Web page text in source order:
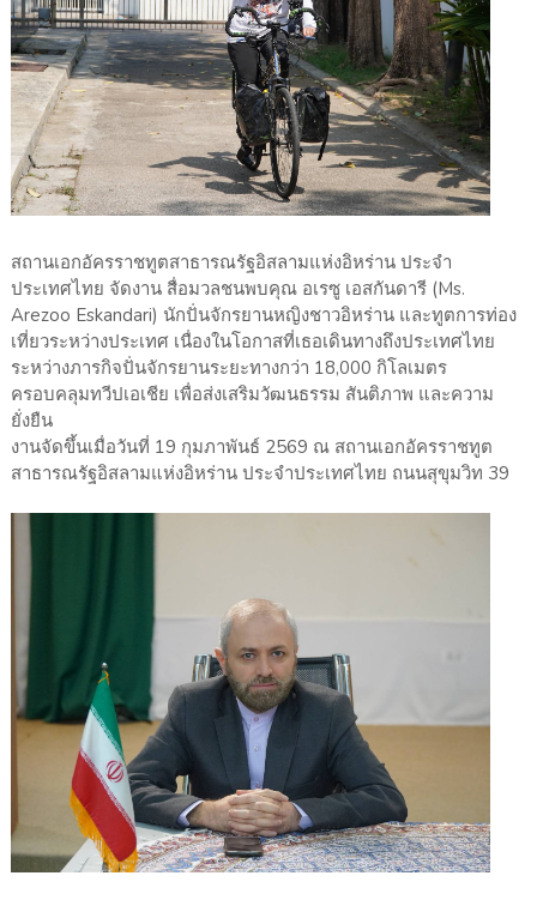
สถานเอกอัครราชทูตสาธารณรัฐอิสลามแห่งอิหร่าน ประจำ
ประเทศไทย จัดงาน สื่อมวลชนพบคุณ อเรซู เอสกันดารี (Ms.
Arezoo Eskandari) นักปั่นจักรยานหญิงชาวอิหร่าน และทูตการท่อง
เที่ยวระหว่างประเทศ เนื่องในโอกาสที่เธอเดินทางถึงประเทศไทย
ระหว่างภารกิจปั่นจักรยานระยะทางกว่า 18,000 กิโลเมตร
ครอบคลุมทวีปเอเชีย เพื่อส่งเสริมวัฒนธรรม สันติภาพ และความ
ยั่งยืน
งานจัดขึ้นเมื่อวันที่ 19 กุมภาพันธ์ 2569 ณ สถานเอกอัครราชทูต
สาธารณรัฐอิสลามแห่งอิหร่าน ประจำประเทศไทย ถนนสุขุมวิท 39